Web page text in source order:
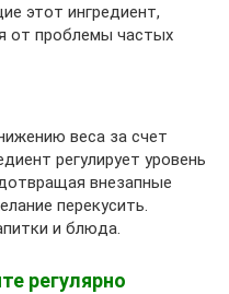
этот ингредиент,
от проблемы частых
веса за счет
регулирует уровень
внезапные
перекусить.
и блюда.
регулярно